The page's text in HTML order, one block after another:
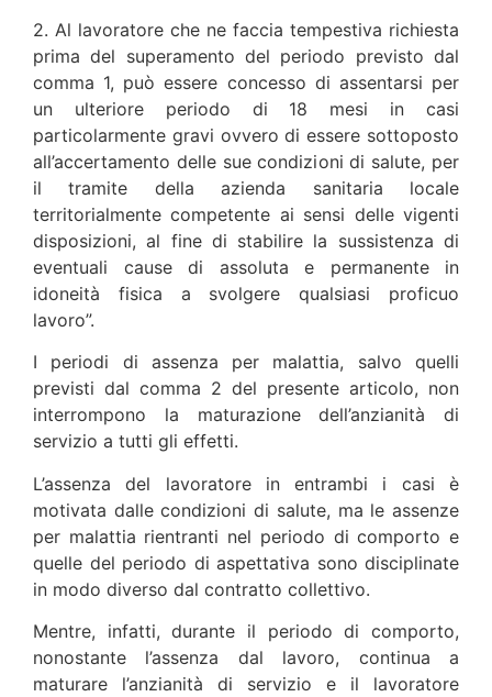
2. Al lavoratore che ne faccia tempestiva richiesta
prima del superamento del periodo previsto dal
comma 1, può essere concesso di assentarsi per
un ulteriore periodo di 18 mesi in casi
particolarmente gravi ovvero di essere sottoposto
all’accertamento delle sue condizioni di salute, per
il tramite della azienda sanitaria locale
territorialmente competente ai sensi delle vigenti
disposizioni, al fine di stabilire la sussistenza di
eventuali cause di assoluta e permanente in
idoneità fisica a svolgere qualsiasi proficuo
lavoro”.
I periodi di assenza per malattia, salvo quelli
previsti dal comma 2 del presente articolo, non
interrompono la maturazione dell’anzianità di
servizio a tutti gli effetti.
L’assenza del lavoratore in entrambi i casi è
motivata dalle condizioni di salute, ma le assenze
per malattia rientranti nel periodo di comporto e
quelle del periodo di aspettativa sono disciplinate
in modo diverso dal contratto collettivo.
Mentre, infatti, durante il periodo di comporto,
nonostante l’assenza dal lavoro, continua a
maturare l’anzianità di servizio e il lavoratore